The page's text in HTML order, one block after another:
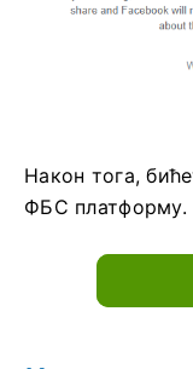
Након тога,
ФБС платформу.